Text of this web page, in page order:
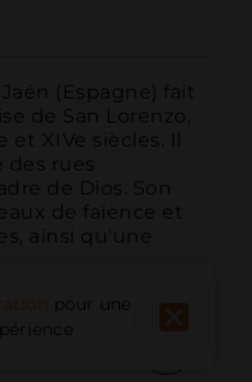
(Espagne) fait
de San Lorenzo,
XIVe siècles. Il
des rues
de Dios. Son
de faïence et
ainsi qu'une
pour une